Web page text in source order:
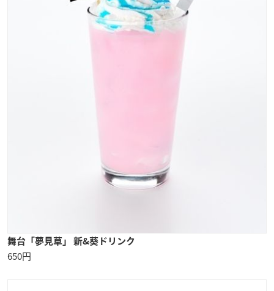
舞台「夢見草」 新&葵ドリンク
650円